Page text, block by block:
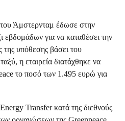
Άμστερνταμ έδωσε στην
εβδομάδων για να καταθέσει την
της υπόθεσης βάσει του
η εταιρεία διατάχθηκε να
το ποσό των 1.495 ευρώ για
Transfer κατά της διεθνούς